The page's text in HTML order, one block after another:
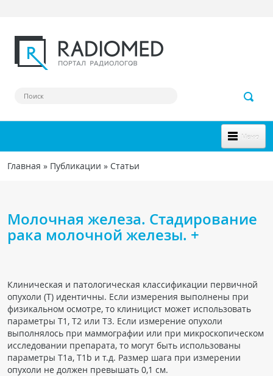
Меню
НОВОЕ НА САЙТЕ
Форум
Чат RADIOMED
ОБРАЗОВАНИЕ
Интерактивные задания
Презентации
Вы здесь
Главная » Публикации » Статьи
Молочная железа. Стадирование
рака молочной железы. +
Клиническая и патологическая классификации первичной
опухоли (T) идентичны. Если измерения выполнены при
физикальном осмотре, то клиницист может использовать
параметры T1, T2 или T3. Если измерение опухоли
выполнялось при маммографии или при микроскопическом
исследовании препарата, то могут быть использованы
параметры Т1а, Т1b и т.д. Размер шага при измерении
опухоли не должен превышать 0,1 см.